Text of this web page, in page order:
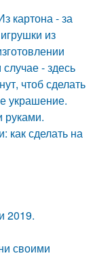
картона - за
из
- здесь
чтоб сделать
украшение.
руками.
как сделать на
2019.
своими